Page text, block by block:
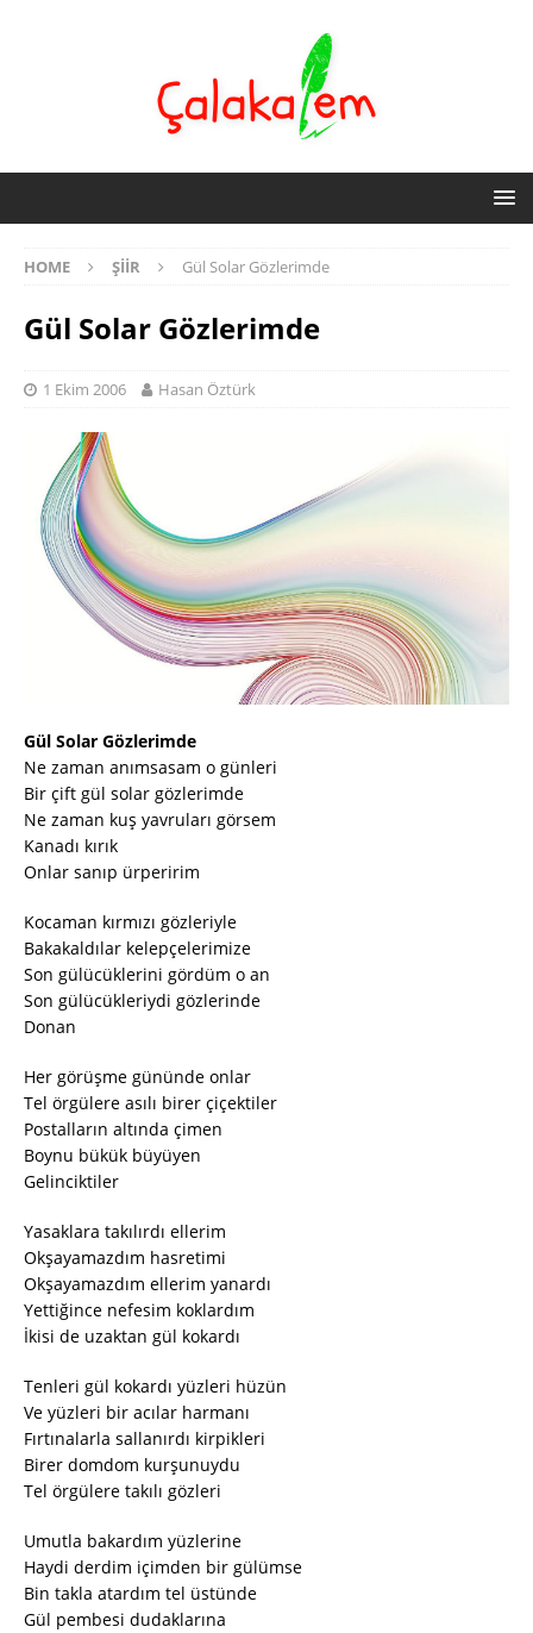
HOME ŞIIR Gül Solar Gözlerimde
Gül Solar Gözlerimde
1 Ekim 2006 Hasan Öztürk
Gül Solar Gözlerimde
Ne zaman anımsasam o günleri
Bir çift gül solar gözlerimde
Ne zaman kuş yavruları görsem
Kanadı kırık
Onlar sanıp ürperirim
Kocaman kırmızı gözleriyle
Bakakaldılar kelepçelerimize
Son gülücüklerini gördüm o an
Son gülücükleriydi gözlerinde
Donan
Her görüşme gününde onlar
Tel örgülere asılı birer çiçektiler
Postalların altında çimen
Boynu bükük büyüyen
Gelinciktiler
Yasaklara takılırdı ellerim
Okşayamazdım hasretimi
Okşayamazdım ellerim yanardı
Yettiğince nefesim koklardım
İkisi de uzaktan gül kokardı
Tenleri gül kokardı yüzleri hüzün
Ve yüzleri bir acılar harmanı
Fırtınalarla sallanırdı kirpikleri
Birer domdom kurşunuydu
Tel örgülere takılı gözleri
Umutla bakardım yüzlerine
Haydi derdim içimden bir gülümse
Bin takla atardım tel üstünde
Gül pembesi dudaklarına